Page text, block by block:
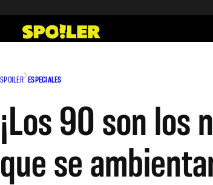
contenido
SPOILER ESPECIALES
¡Los 90 son los
que se